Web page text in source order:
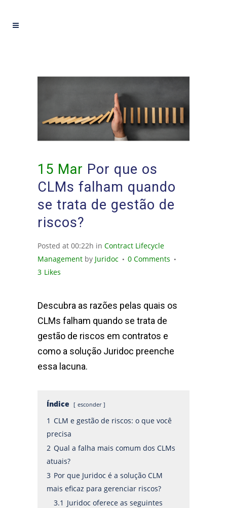
15 Mar Por que os
CLMs falham quando
se trata de gestão de
riscos?
Posted at 00:22h in Contract Lifecycle
Management by Juridoc
0 Comments
3 Likes
Descubra as razões pelas quais os
CLMs falham quando se trata de
gestão de riscos em contratos e
como a solução Juridoc preenche
essa lacuna.
Índice esconder
1 CLM e gestão de riscos: o que você
precisa
2 Qual a falha mais comum dos CLMs
atuais?
3 Por que Juridoc é a solução CLM
mais eficaz para gerenciar riscos?
3.1 Juridoc oferece as seguintes